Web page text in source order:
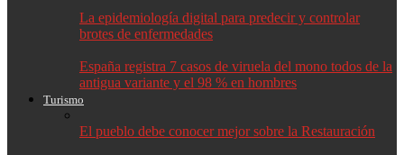
La epidemiología digital para predecir y controlar
brotes de enfermedades
España registra 7 casos de viruela del mono todos de la
antigua variante y el 98 % en hombres
Turismo
El pueblo debe conocer mejor sobre la Restauración